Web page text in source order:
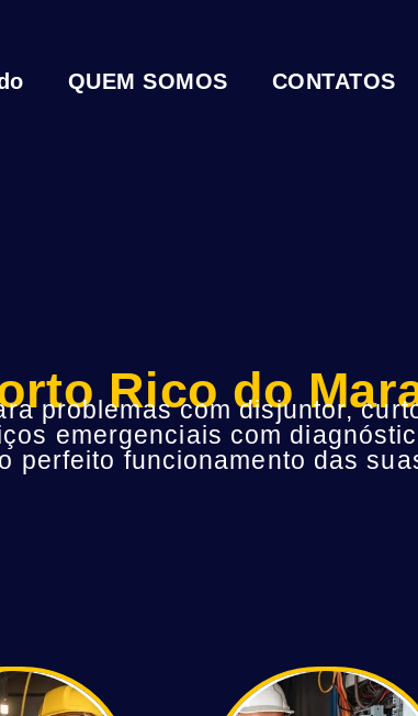
QUEM SOMOS CONTATOS
Rico do
problemas com disjuntor,
emergenciais com
perfeito funcionamento das